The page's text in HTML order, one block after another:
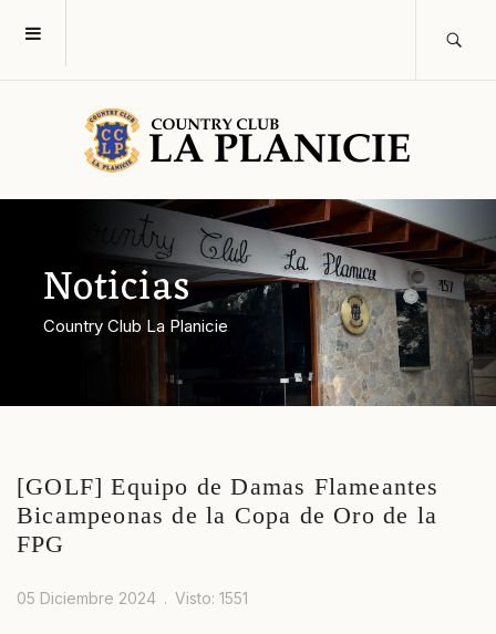
Noticias
Country Club La Planicie
[GOLF] Equipo de Damas Flameantes
Bicampeonas de la Copa de Oro de la
FPG
05 Diciembre 2024 Visto: 1551